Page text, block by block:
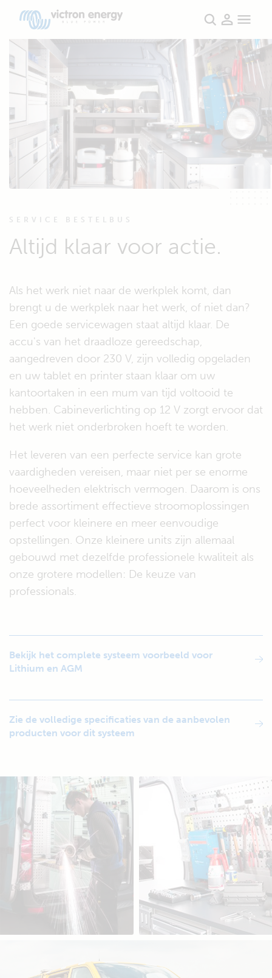
SERVICE BESTELBUS
Altijd klaar voor actie.
Als het werk niet naar de werkplek komt, dan
brengt u de werkplek naar het werk, of niet dan?
Een goede servicewagen staat altijd klaar. De
accu's van het draadloze gereedschap,
aangedreven door 230 V, zijn volledig opgeladen
en uw tablet en printer staan klaar om uw
kantoortaken in een mum van tijd voltooid te
hebben. Cabineverlichting op 12 V zorgt ervoor dat
het werk niet onderbroken hoeft te worden.
Het leveren van een perfecte service kan grote
vaardigheden vereisen, maar niet per se enorme
hoeveelheden elektrisch vermogen. Daarom is ons
brede assortiment effectieve stroomoplossingen
perfect voor kleinere en meer eenvoudige
opstellingen. Onze kleinere units zijn allemaal
gebouwd met dezelfde professionele kwaliteit als
onze grotere modellen: De keuze van
professionals.
Bekijk het complete systeem voorbeeld voor
Lithium en AGM
Zie de volledige specificaties van de aanbevolen
producten voor dit systeem